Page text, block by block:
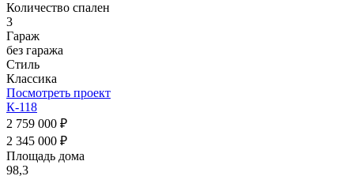
Количество спален
3
Гараж
без гаража
Стиль
Классика
Посмотреть проект
К-118
2 759 000 ₽
2 345 000 ₽
Площадь дома
98,3